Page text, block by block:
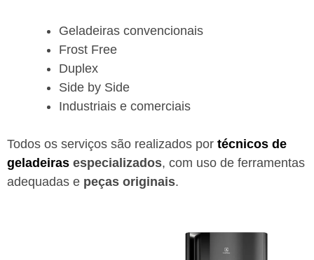
Geladeiras convencionais
Frost Free
Duplex
Side by Side
Industriais e comerciais
Todos os serviços são realizados por técnicos de
geladeiras especializados, com uso de ferramentas
adequadas e peças originais.